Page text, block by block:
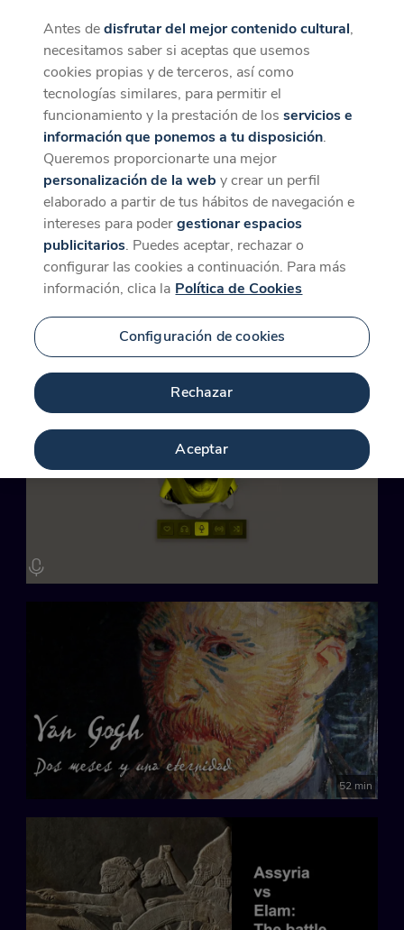
CaixaForum+
La mejor experiencia desde la App
Descargar
Contenido relacionado
para 'Hora 7'
52 min
52 min
Antes dedisfrutar del mejor contenido cultural,
necesitamos saber si aceptas que usemos
cookies propias y de terceros, así como
tecnologías similares, para permitir el
funcionamiento y la prestación de losservicios e
información que ponemos a tu disposición.
Queremos proporcionarte una mejor
personalización de la web y crear un perfil
elaborado a partir de tus hábitos de navegación e
intereses para podergestionar espacios
publicitarios. Puedes aceptar, rechazar o
configurar las cookies a continuación. Para más
información, clica la Política de Cookies
Configuración de cookies
Rechazar
Aceptar